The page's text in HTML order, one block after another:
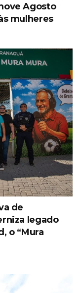
Agosto
mulheres
de
legado
o “Mura